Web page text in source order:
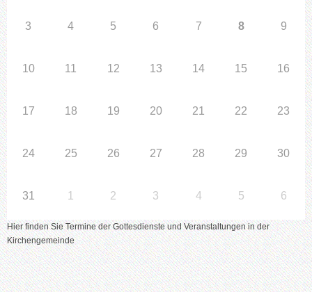
3 4 5 6 7 8 9
10 11 12 13 14 15 16
17 18 19 20 21 22 23
24 25 26 27 28 29 30
31 1 2 3 4 5 6
Hier finden Sie Termine der Gottesdienste und Veranstaltungen in der
Kirchengemeinde